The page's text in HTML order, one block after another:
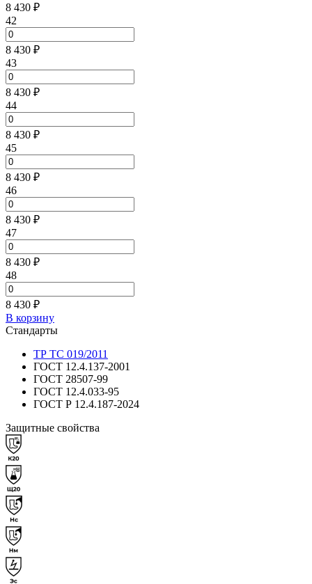
8 430 ₽
42
8 430 ₽
43
8 430 ₽
44
8 430 ₽
45
8 430 ₽
46
8 430 ₽
47
8 430 ₽
48
8 430 ₽
В корзину
Стандарты
ТР ТС 019/2011
ГОСТ 12.4.137-2001
ГОСТ 28507-99
ГОСТ 12.4.033-95
ГОСТ Р 12.4.187-2024
Защитные свойства